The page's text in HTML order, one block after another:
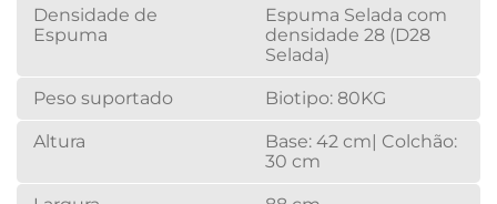
Densidade de
Espuma
Espuma Selada com
densidade 28 (D28
Selada)
Peso suportado Biotipo: 80KG
Altura
Base: 42 cm| Colchão:
30 cm